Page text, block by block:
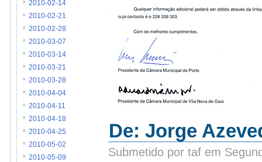
De: Jorge
Submetido por taf em
2010-02-14
2010-02-21
2010-02-28
2010-03-07
2010-03-14
2010-03-21
2010-03-28
2010-04-04
2010-04-11
2010-04-18
2010-04-25
2010-05-02
2010-05-09